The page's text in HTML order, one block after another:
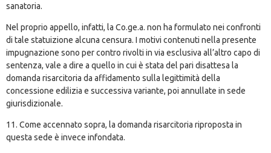
sanatoria.
Nel proprio appello, infatti, la Co.ge.a. non ha formulato nei confronti
di tale statuizione alcuna censura. I motivi contenuti nella presente
impugnazione sono per contro rivolti in via esclusiva all’altro capo di
sentenza, vale a dire a quello in cui è stata del pari disattesa la
domanda risarcitoria da affidamento sulla legittimità della
concessione edilizia e successiva variante, poi annullate in sede
giurisdizionale.
11. Come accennato sopra, la domanda risarcitoria riproposta in
questa sede è invece infondata.